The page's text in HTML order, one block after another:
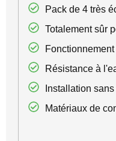
Pack de 4 très
Totalement sûr
Résistance à
Installation
Matériaux de